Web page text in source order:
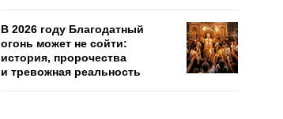
В 2026 году Благодатный
огонь может не сойти:
история, пророчества
и тревожная реальность